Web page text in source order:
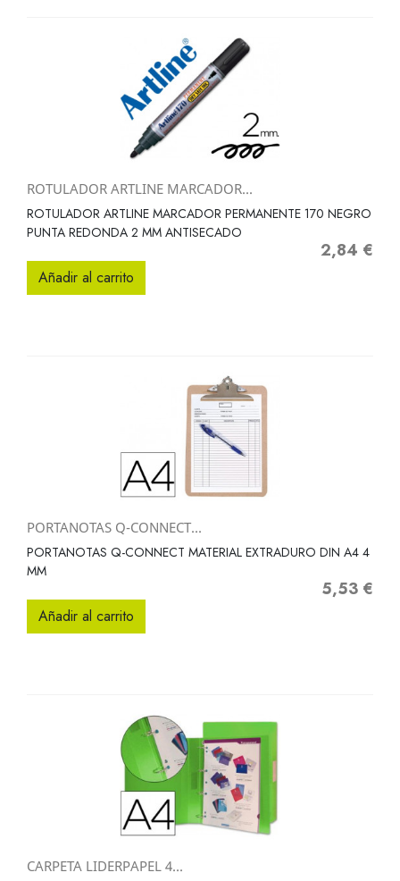
ROTULADOR ARTLINE MARCADOR...
ROTULADOR ARTLINE MARCADOR PERMANENTE 170 NEGRO
PUNTA REDONDA 2 MM ANTISECADO
Precio
2,84 €
Añadir al carrito
PORTANOTAS Q-CONNECT...
PORTANOTAS Q-CONNECT MATERIAL EXTRADURO DIN A4 4
MM
Precio
5,53 €
Añadir al carrito
CARPETA LIDERPAPEL 4...